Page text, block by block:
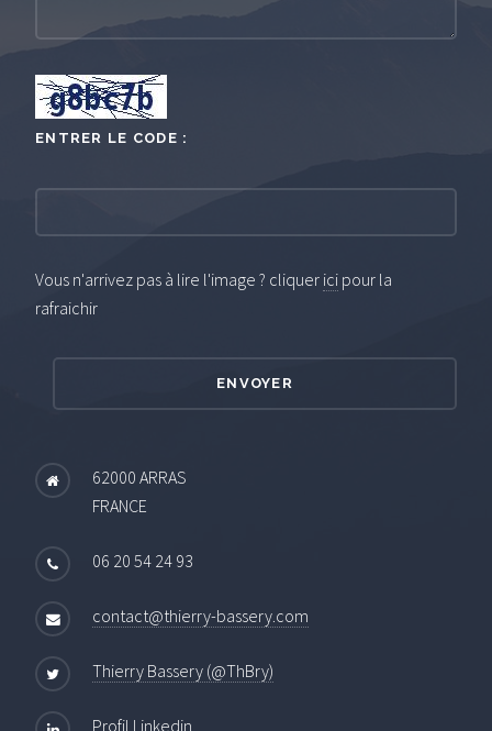
ENTRER LE CODE :
Vous n'arrivez pas à lire l'image ? cliquer ici pour la
rafraichir
62000 ARRAS
FRANCE
06 20 54 24 93
contact@thierry-bassery.com
Thierry Bassery (@ThBry)
Profil Linkedin